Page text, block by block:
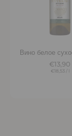
Вино белое
€13,90
€18,53/ l